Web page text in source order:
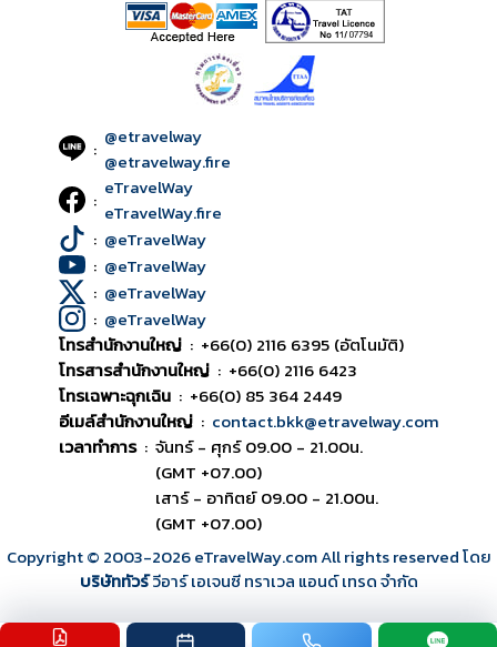
: @etravelway
@etravelway.fire
: eTravelWay
eTravelWay.fire
: @eTravelWay
: @eTravelWay
: @eTravelWay
: @eTravelWay
โทรสำนักงานใหญ่ : +66(0) 2116 6395 (อัตโนมัติ)
โทรสารสำนักงานใหญ่ : +66(0) 2116 6423
โทรเฉพาะฉุกเฉิน : +66(0) 85 364 2449
อีเมล์สำนักงานใหญ่ : contact.bkk@etravelway.com
เวลาทำการ : จันทร์ - ศุกร์ 09.00 - 21.00น.
(GMT +07.00)
เสาร์ - อาทิตย์ 09.00 - 21.00น.
(GMT +07.00)
Copyright © 2003-2026eTravelWay.com All rights reserved โดย
บริษัททัวร์วีอาร์ เอเจนซี ทราเวล แอนด์ เทรด จำกัด